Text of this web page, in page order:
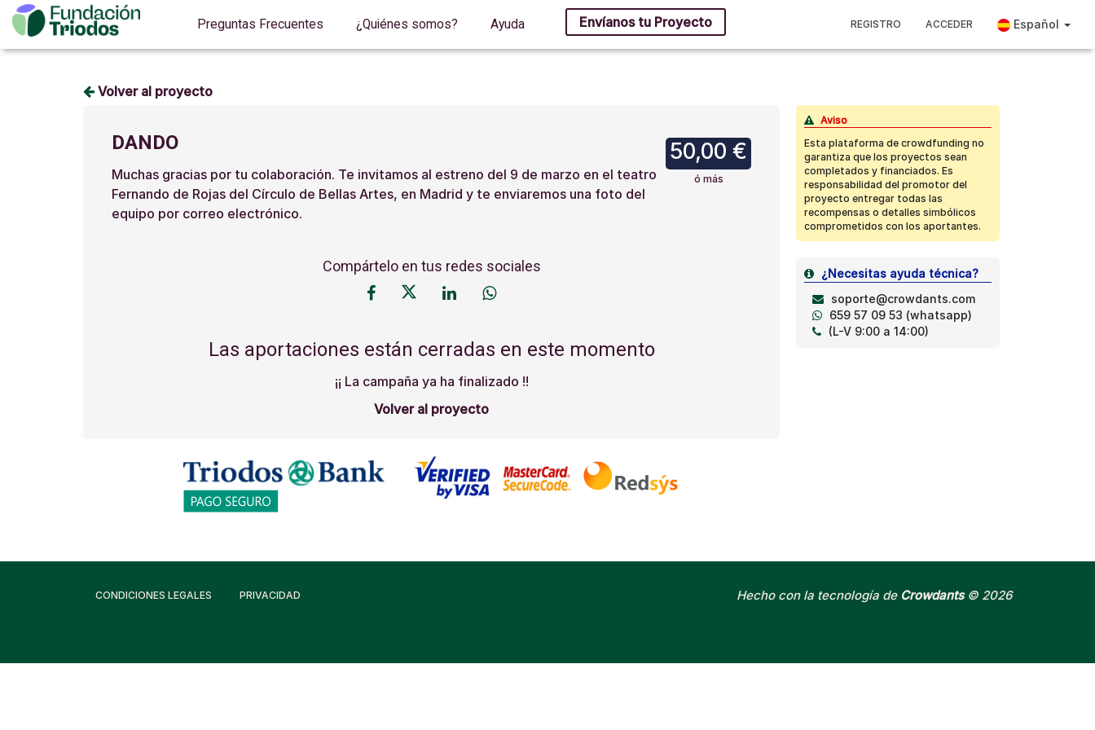
Preguntas Frecuentes ¿Quiénes somos? Ayuda Envíanos tu Proyecto REGISTRO ACCEDER Español
Volver al proyecto
50,00 €
ó más
DANDO
Muchas gracias por tu colaboración. Te invitamos al estreno del 9 de marzo en el teatro
Fernando de Rojas del Círculo de Bellas Artes, en Madrid y te enviaremos una foto del
equipo por correo electrónico.
Compártelo en tus redes sociales
Las aportaciones están cerradas en este momento
¡¡ La campaña ya ha finalizado !!
Volver al proyecto
Aviso
Esta plataforma de crowdfunding no
garantiza que los proyectos sean
completados y financiados. Es
responsabilidad del promotor del
proyecto entregar todas las
recompensas o detalles simbólicos
comprometidos con los aportantes.
¿Necesitas ayuda técnica?
soporte@crowdants.com
659 57 09 53 (whatsapp)
(L-V 9:00 a 14:00)
CONDICIONES LEGALES PRIVACIDAD Hecho con la tecnología de Crowdants© 2026